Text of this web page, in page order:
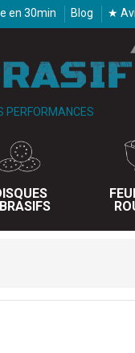
en 30min Blog ★
PERFORMANCES